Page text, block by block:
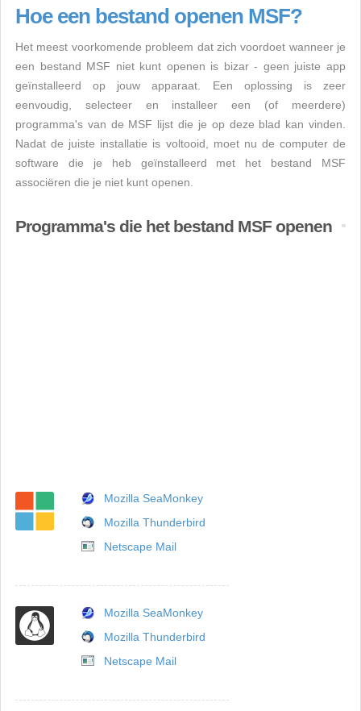
Hoe een bestand openen MSF?
Het meest voorkomende probleem dat zich voordoet wanneer je
een bestand MSF niet kunt openen is bizar - geen juiste app
geïnstalleerd op jouw apparaat. Een oplossing is zeer
eenvoudig, selecteer en installeer een (of meerdere)
programma's van de MSF lijst die je op deze blad kan vinden.
Nadat de juiste installatie is voltooid, moet nu de computer de
software die je heb geïnstalleerd met het bestand MSF
associëren die je niet kunt openen.
Programma's die het bestand MSF openen
Mozilla SeaMonkey
Mozilla Thunderbird
Netscape Mail
Mozilla SeaMonkey
Mozilla Thunderbird
Netscape Mail